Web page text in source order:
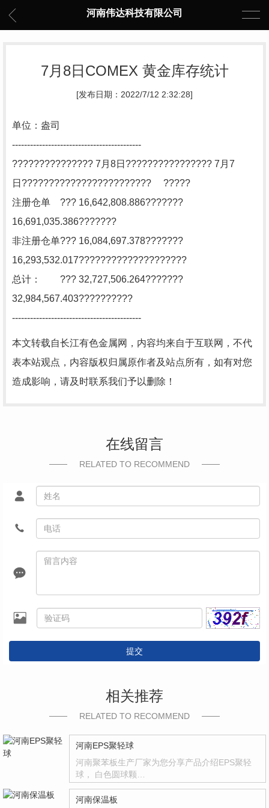
河南伟达科技有限公司
7月8日COMEX 黄金库存统计
[发布日期：2022/7/12 2:32:28]
单位：盎司
-------------------------------------------
??????????????? 7月8日???????????????? 7月7
日???????????????????????? ?????
注册仓单 ??? 16,642,808.886???????
16,691,035.386???????
非注册仓单??? 16,084,697.378???????
16,293,532.017????????????????????
总计： ??? 32,727,506.264???????
32,984,567.403??????????
-------------------------------------------
本文转载自长江有色金属网，内容均来自于互联网，不代
表本站观点，内容版权归属原作者及站点所有，如有对您
造成影响，请及时联系我们予以删除！
在线留言
RELATED TO RECOMMEND
提交
相关推荐
RELATED TO RECOMMEND
河南EPS聚轻球
河南聚苯板生产厂家为您分享产品介绍EPS聚轻
球， 白色圆球颗…
河南保温板